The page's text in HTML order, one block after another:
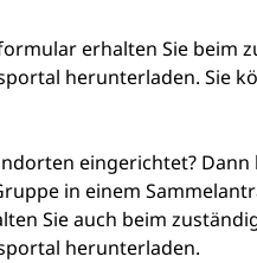
erhalten Sie beim
herunterladen. Sie
eingerichtet? Dann
in einem
Sie auch beim
herunterladen.